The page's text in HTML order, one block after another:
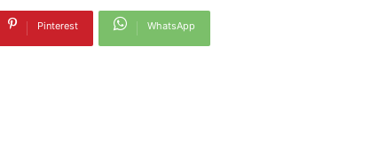
Pinterest WhatsApp